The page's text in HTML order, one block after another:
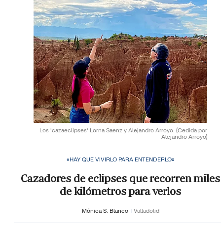
Los 'cazaeclipses' Lorna Saenz y Alejandro Arroyo. (Cedida por
Alejandro Arroyo)
«HAY QUE VIVIRLO PARA ENTENDERLO»
Cazadores de eclipses que recorren miles
de kilómetros para verlos
Mónica S. Blanco Valladolid